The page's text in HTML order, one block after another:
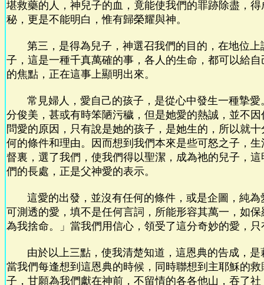
堪救藥的人，神兒子的血，竟能使我們的罪跡除盡，
秘，更是不能明白，惟有歸榮耀與神。
第三，是得為兒子，神選召我們的目的，在地位上
子，這是一種千真萬確的事，各人的生命，都可以給
的焦點，正在這事上顯明出來。
常見婦人，愛自己的孩子，是從心中發生一種摯愛
分俊美，甚或有時笨陋污穢，但是她愛的熱誠，並不
問愛的原因，只有說是她的孩子，是她生的，所以就
何的條件和理由。因而想到我們本來是些可怒之子，
督裏，選了我們，使我們得以聖潔，成為祂的兒子，
們的長處，正是父神愛的表示。
這愛的出發，並沒有任何的條件，或是企圖，純為
可測透的愛，填不是任何言詞，所能形容其萬一，如
為我捨命。」當我們用信心，領受了這分奇妙的愛，
由於以上三點，使我清楚知道，這恩典的告成，是
當我們每逢想到這恩典的時候，同時聯想到主耶穌的
子，甘願為我們獻在神前，不留情的各各他山，吞了